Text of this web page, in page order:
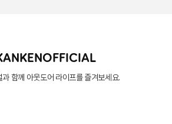
함께 아웃도어 라이프를 즐겨보세요.